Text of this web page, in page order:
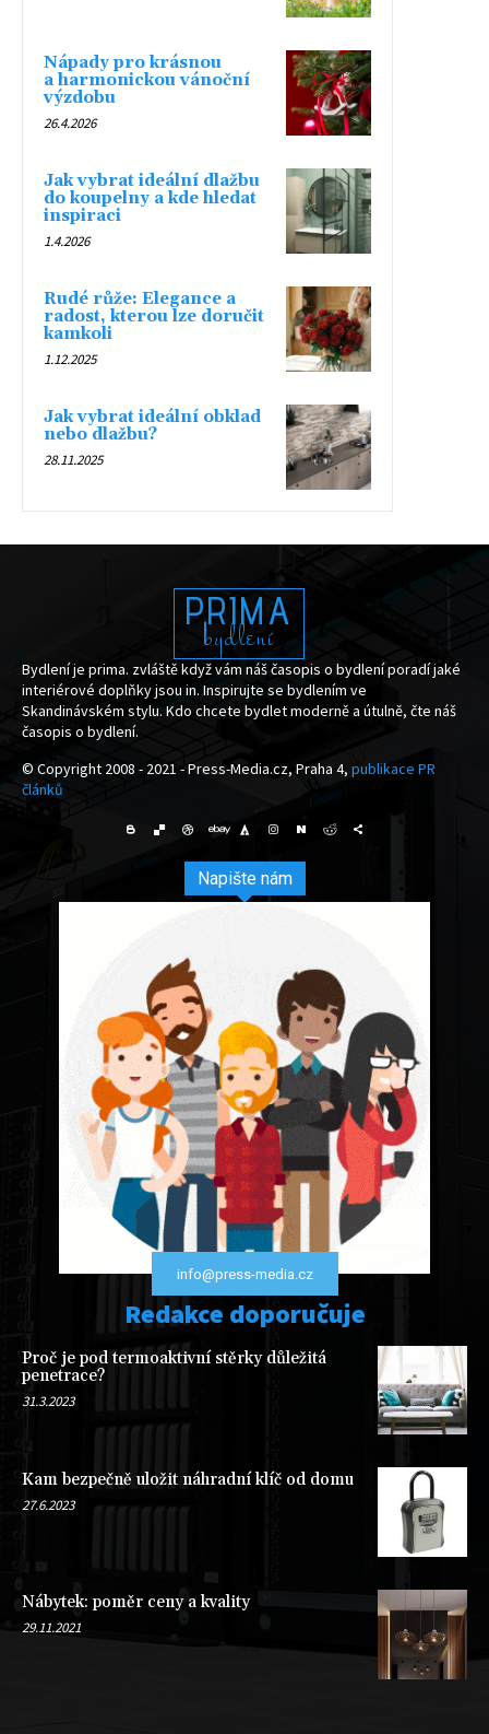
Nápady pro krásnou
a harmonickou vánoční
výzdobu
26.4.2026
Jak vybrat ideální dlažbu
do koupelny a kde hledat
inspiraci
1.4.2026
Rudé růže: Elegance a
radost, kterou lze doručit
kamkoli
1.12.2025
Jak vybrat ideální obklad
nebo dlažbu?
28.11.2025
PRIMA
bydlení
Bydlení je prima. zvláště když vám náš časopis o bydlení poradí jaké
interiérové doplňky jsou in. Inspirujte se bydlením ve
Skandinávském stylu. Kdo chcete bydlet moderně a útulně, čte náš
časopis o bydlení.
© Copyright 2008 - 2021 - Press-Media.cz, Praha 4, publikace PR
článků
Napište nám
info@press-media.cz
Redakce doporučuje
Proč je pod termoaktivní stěrky důležitá
penetrace?
31.3.2023
Kam bezpečně uložit náhradní klíč od domu
27.6.2023
Nábytek: poměr ceny a kvality
29.11.2021